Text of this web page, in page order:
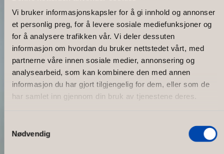
Vi bruker informasjonskapsler for å gi innhold og annonser
et personlig preg, for å levere sosiale mediefunksjoner og
for å analysere trafikken vår. Vi deler dessuten
informasjon om hvordan du bruker nettstedet vårt, med
partnerne våre innen sosiale medier, annonsering og
analysearbeid, som kan kombinere den med annen
informasjon du har gjort tilgjengelig for dem, eller som de
har samlet inn gjennom din bruk av tjenestene deres.
Nødvendig